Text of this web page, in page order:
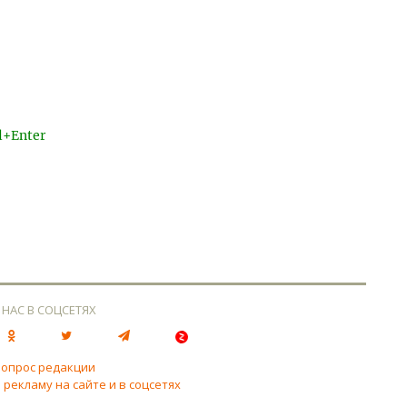
В СОЦСЕТЯХ
редакции
на сайте и в соцсетях